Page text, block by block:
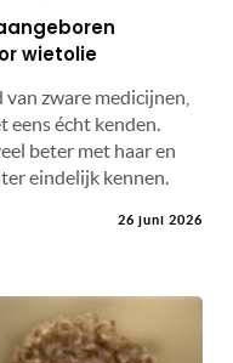
wietolie
zware medicijnen,
eens écht kenden.
beter met haar en
eindelijk kennen.
26 juni 2026